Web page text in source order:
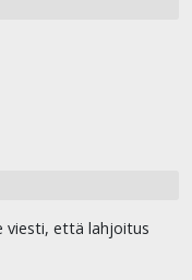
viesti, että lahjoitus